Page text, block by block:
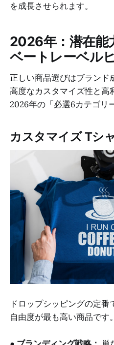
を成長させられます。
2026年：潜在能
ベートレーベル
正しい商品選びはブランド
高度なカスタマイズ性と高
2026年の「必選6カテゴリ
カスタマイズ Tシ
ドロップシッピングの定
自由度が最も高い商品です。